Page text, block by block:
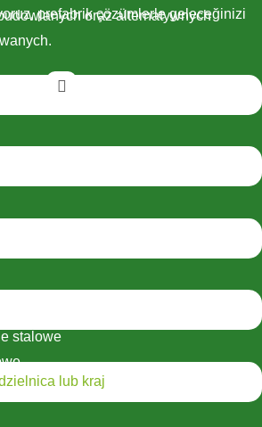
oraz alternatywnych
stalowe
prefabrik çözümlerle geleceğinizi